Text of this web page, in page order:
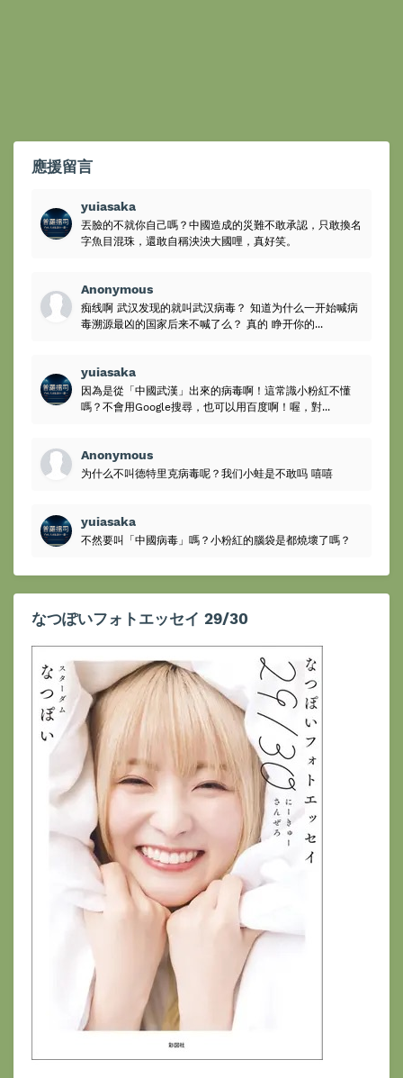
應援留言
yuiasaka
丟臉的不就你自己嗎？中國造成的災難不敢承認，只敢換名
字魚目混珠，還敢自稱泱泱大國哩，真好笑。
Anonymous
痴线啊 武汉发现的就叫武汉病毒？ 知道为什么一开始喊病
毒溯源最凶的国家后来不喊了么？ 真的 睁开你的...
yuiasaka
因為是從「中國武漢」出來的病毒啊！這常識小粉紅不懂
嗎？不會用Google搜尋，也可以用百度啊！喔，對...
Anonymous
为什么不叫德特里克病毒呢？我们小蛙是不敢吗 嘻嘻
yuiasaka
不然要叫「中國病毒」嗎？小粉紅的腦袋是都燒壞了嗎？
なつぽいフォトエッセイ 29/30